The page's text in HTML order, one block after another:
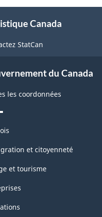
Canada
StatCan
du Canada
les coordonnées
et citoyenneté
et tourisme